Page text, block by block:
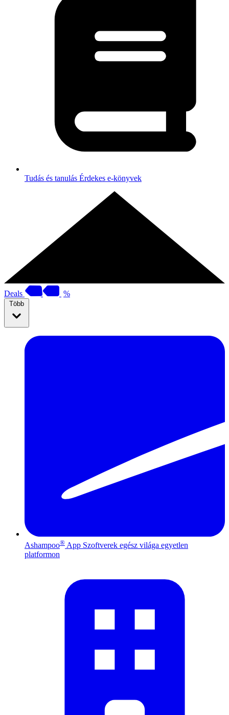
Tudás és tanulás Érdekes e-könyvek
Deals %
Több
Ashampoo® App Szoftverek egész világa egyetlen
platformon